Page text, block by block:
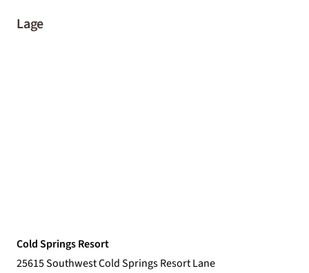
Lage
Cold Springs Resort
25615 Southwest Cold Springs Resort Lane